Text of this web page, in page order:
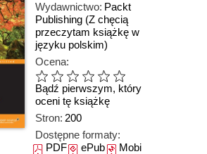
Wydawnictwo: Packt
Publishing (Z chęcią
przeczytam książkę w
języku polskim)
Ocena:
Bądź pierwszym, który
oceni tę książkę
Stron: 200
Dostępne formaty:
PDFePubMobi